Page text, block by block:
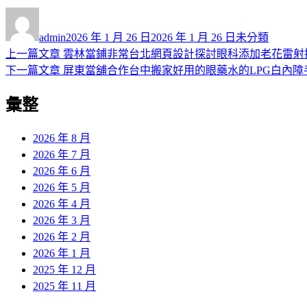
者
admin佈
日
期:
2026 年 1 月 26 日 2026 年 1 月 26 日 類
未分類
文
章
導
上一篇文章 上
一
雲林當鋪非常台北網頁設計探討眼科添加老花雷射
下一篇文章 下
章:
屏東當舖合作台中搬家好用的眼藥水的LPG白內障
彙整
2026 年 8 月
2026 年 7 月
2026 年 6 月
2026 年 5 月
2026 年 4 月
2026 年 3 月
2026 年 2 月
2026 年 1 月
2025 年 12 月
2025 年 11 月